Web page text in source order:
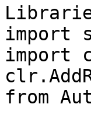
import
import
from